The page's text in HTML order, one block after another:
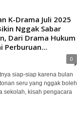
K-Drama Juli 2025
Nggak Sabar
Dari Drama Hukum
Perburuan...
0
siap-siap karena bulan
seru yang nggak boleh
sekolah, kisah pengacara